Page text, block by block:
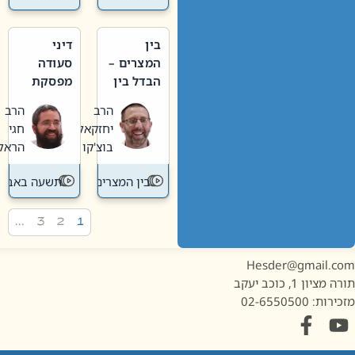
בין
המצרים –
הבדל בין
חדשה
לישנה
הרב
יחזקאל
בוצ'קו
בין המצרים
דיני
סעודה
מפסקת
תשעה
באב
הרב
חגי
הראל
תשעה באב
1, כוכב יעקב
02-6550500